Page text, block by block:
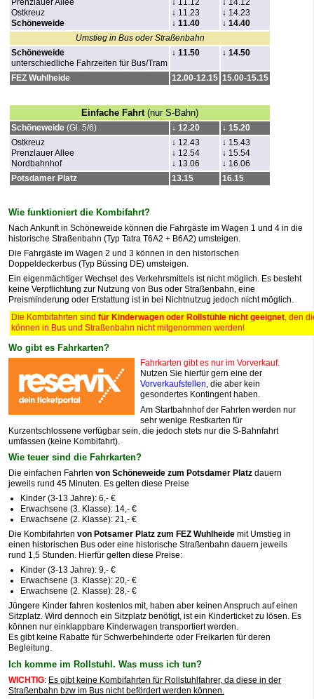
Prenzlauer Allee
Ostkreuz
Schöneweide
↓ 11.12
↓ 11.23
↓ 11.40
↓ 14.12
↓ 14.23
↓ 14.40
Umstieg in Bus oder Straßenbahn
Schöneweide
unterschiedliche Fahrzeiten für Bus/Tram
↓ 11.50 ↓ 14.50
FEZ Wuhlheide 12.00-12.15 15.00-15.15
Einfache Fahrt (nur S-Bahn)
Schöneweide (Gl. 5/6) ↓ 12.20
↓ 15.20
Ostkreuz
Prenzlauer Allee
Nordbahnhof
↓ 12.43
↓ 12.54
↓ 13.06
↓ 15.43
↓ 15.54
↓ 16.06
Potsdamer Platz
13.15
16.15
Wie funktioniert die Kombifahrt?
Nach Ankunft in Schöneweide können die Fahrgäste im Wagen 1 und 4 in die
historische Straßenbahn (Typ Tatra T6A2 + B6A2) umsteigen.
Die Fahrgäste im Wagen 2 und 3 können in den historischen
Doppeldeckerbus (Typ Büssing DE) umsteigen.
Ein eigenmächtiger Wechsel des Verkehrsmittels ist nicht möglich. Es besteht
keine Verpflichtung zur Nutzung von Bus oder Straßenbahn, eine
Preisminderung oder Erstattung ist in bei Nichtnutzug jedoch nicht möglich.
Die Kombifahrten sind für Kinderwagen oder Rollstühle nicht geeignet, den
können in Bus und Straßenbahn nicht mitgenommen werden!
Wo gibt es Fahrkarten?
Fahrkarten gibt es nur im Vorverkauf.
Nutzen Sie hierfür gern eine der
Vorverkaufstellen, die aber kein
gesondertes Kontingent haben.
Am Startbahnhof der Fahrten werden nur
sehr wenige Restkarten für
Kurzentschlossene verfügbar sein, die jedoch stets nur die S-Bahnfahrt
umfassen (keine Kombifahrt).
Wie teuer sind die Fahrkarten?
Die einfachen Fahrten von Schöneweide zum Potsdamer Platz dauern
jeweils rund 45 Minuten. Es gelten diese Preise
Kinder (3-13 Jahre): 6,- €
Erwachsene (3. Klasse): 14,- €
Erwachsene (2. Klasse): 21,- €
Die Kombifahrten von Potsamer Platz zum FEZ Wuhlheide mit Umstieg in
einen historischen Bus oder eine historische Straßenbahn dauern jeweils
rund 1,5 Stunden. Hierfür gelten diese Preise:
Kinder (3-13 Jahre): 9,- €
Erwachsene (3. Klasse): 20,- €
Erwachsene (2. Klasse): 28,- €
Jüngere Kinder fahren kostenlos mit, haben aber keinen Anspruch auf einen
Sitzplatz. Wird dennoch ein Sitzplatz benötigt, ist ein Kinderticket zu lösen. Es
können nur einklappbare Kinderwagen transportiert werden.
Es gibt keine Rabatte für Schwerbehinderte oder Freikarten für deren
Begleitung.
Ich komme im Rollstuhl. Was muss ich tun?
WICHTIG: Es gibt keine Kombifahrten für Rollstuhlfahrer, da diese in der
Straßenbahn bzw im Bus nicht befördert werden können.